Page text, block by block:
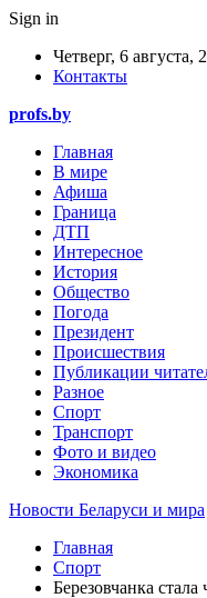
Sign in
Четверг, 6 августа,
Контакты
profs.by
Главная
В мире
Афиша
Граница
ДТП
Интересное
История
Общество
Погода
Президент
Происшествия
Публикации
Разное
Спорт
Транспорт
Фото и видео
Экономика
Новости Беларуси и мира
Главная
Спорт
Березовчанка